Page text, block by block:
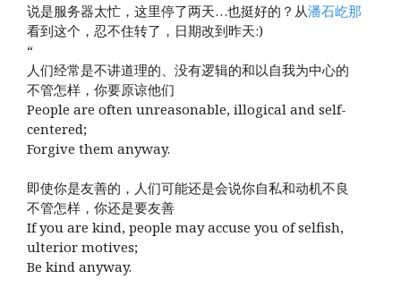
说是服务器太忙，这里停了两天…也挺好的？从潘石屹那
看到这个，忍不住转了，日期改到昨天:)
“
人们经常是不讲道理的、没有逻辑的和以自我为中心的
不管怎样，你要原谅他们
People are often unreasonable, illogical and self-
centered;
Forgive them anyway.
即使你是友善的，人们可能还是会说你自私和动机不良
不管怎样，你还是要友善
If you are kind, people may accuse you of selfish,
ulterior motives;
Be kind anyway.